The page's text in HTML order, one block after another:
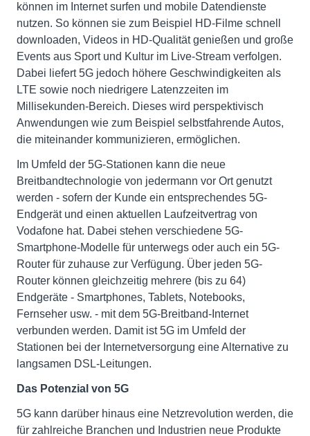
können im Internet surfen und mobile Datendienste
nutzen. So können sie zum Beispiel HD-Filme schnell
downloaden, Videos in HD-Qualität genießen und große
Events aus Sport und Kultur im Live-Stream verfolgen.
Dabei liefert 5G jedoch höhere Geschwindigkeiten als
LTE sowie noch niedrigere Latenzzeiten im
Millisekunden-Bereich. Dieses wird perspektivisch
Anwendungen wie zum Beispiel selbstfahrende Autos,
die miteinander kommunizieren, ermöglichen.
Im Umfeld der 5G-Stationen kann die neue
Breitbandtechnologie von jedermann vor Ort genutzt
werden - sofern der Kunde ein entsprechendes 5G-
Endgerät und einen aktuellen Laufzeitvertrag von
Vodafone hat. Dabei stehen verschiedene 5G-
Smartphone-Modelle für unterwegs oder auch ein 5G-
Router für zuhause zur Verfügung. Über jeden 5G-
Router können gleichzeitig mehrere (bis zu 64)
Endgeräte - Smartphones, Tablets, Notebooks,
Fernseher usw. - mit dem 5G-Breitband-Internet
verbunden werden. Damit ist 5G im Umfeld der
Stationen bei der Internetversorgung eine Alternative zu
langsamen DSL-Leitungen.
Das Potenzial von 5G
5G kann darüber hinaus eine Netzrevolution werden, die
für zahlreiche Branchen und Industrien neue Produkte